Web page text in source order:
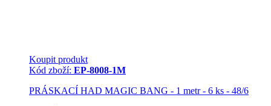
Koupit produkt
Kód zboží: EP-8008-1M
PRÁSKACÍ HAD MAGIC BANG - 1 metr - 6 ks - 48/6